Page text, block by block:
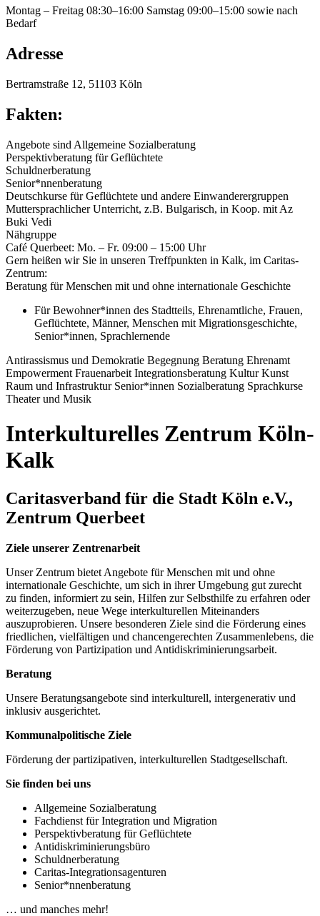
Montag – Freitag 08:30–16:00 Samstag 09:00–15:00 sowie nach
Bedarf
Adresse
Bertramstraße 12, 51103 Köln
Fakten:
Angebote sind Allgemeine Sozialberatung
Perspektivberatung für Geflüchtete
Schuldnerberatung
Senior*nnenberatung
Deutschkurse für Geflüchtete und andere Einwanderergruppen
Muttersprachlicher Unterricht, z.B. Bulgarisch, in Koop. mit Az
Buki Vedi
Nähgruppe
Café Querbeet: Mo. – Fr. 09:00 – 15:00 Uhr
Gern heißen wir Sie in unseren Treffpunkten in Kalk, im Caritas-
Zentrum:
Beratung für Menschen mit und ohne internationale Geschichte
Für Bewohner*innen des Stadtteils, Ehrenamtliche, Frauen,
Geflüchtete, Männer, Menschen mit Migrationsgeschichte,
Senior*innen, Sprachlernende
Antirassismus und Demokratie Begegnung Beratung Ehrenamt
Empowerment Frauenarbeit Integrationsberatung Kultur Kunst
Raum und Infrastruktur Senior*innen Sozialberatung Sprachkurse
Theater und Musik
Interkulturelles Zentrum Köln-
Kalk
Caritasverband für die Stadt Köln e.V.,
Zentrum Querbeet
Ziele unserer Zentrenarbeit
Unser Zentrum bietet Angebote für Menschen mit und ohne
internationale Geschichte, um sich in ihrer Umgebung gut zurecht
zu finden, informiert zu sein, Hilfen zur Selbsthilfe zu erfahren oder
weiterzugeben, neue Wege interkulturellen Miteinanders
auszuprobieren. Unsere besonderen Ziele sind die Förderung eines
friedlichen, vielfältigen und chancengerechten Zusammenlebens, die
Förderung von Partizipation und Antidiskriminierungsarbeit.
Beratung
Unsere Beratungsangebote sind interkulturell, intergenerativ und
inklusiv ausgerichtet.
Kommunalpolitische Ziele
Förderung der partizipativen, interkulturellen Stadtgesellschaft.
Sie finden bei uns
Allgemeine Sozialberatung
Fachdienst für Integration und Migration
Perspektivberatung für Geflüchtete
Antidiskriminierungsbüro
Schuldnerberatung
Caritas-Integrationsagenturen
Senior*nnenberatung
… und manches mehr!